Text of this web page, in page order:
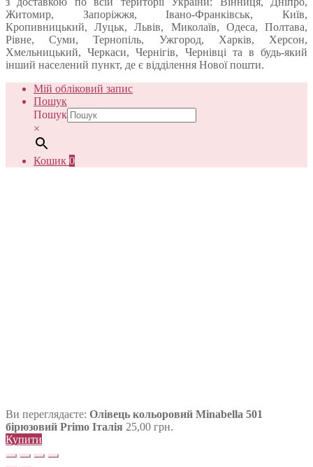
Житомир, Запоріжжя, Івано-Франківськ, Київ,
Кропивницький, Луцьк, Львів, Миколаїв, Одеса, Полтава,
Рівне, Суми, Тернопіль, Ужгород, Харків, Херсон,
Хмельницький, Черкаси, Чернігів, Чернівці та в будь-який
інший населений пункт, де є відділення Нової пошти.
Мій обліковий запис
Пошук
Пошук
×
Кошик 0
Ви переглядаєте: Олівець кольоровий Minabella 501
бірюзовий Primo Італія 25,00 грн.
Купити